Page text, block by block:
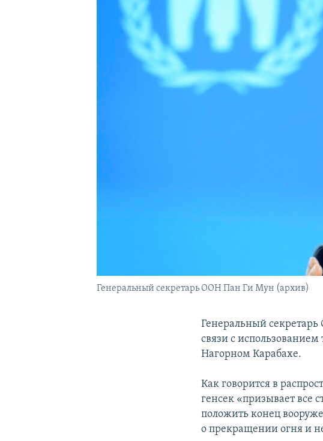
Генеральный секретарь ООН Пан Ги Мун (архив)
Генеральный
связи с
Нагорном Карабахе.
Как говорится в
генсек «призывает
положить конец
о прекращении огня и